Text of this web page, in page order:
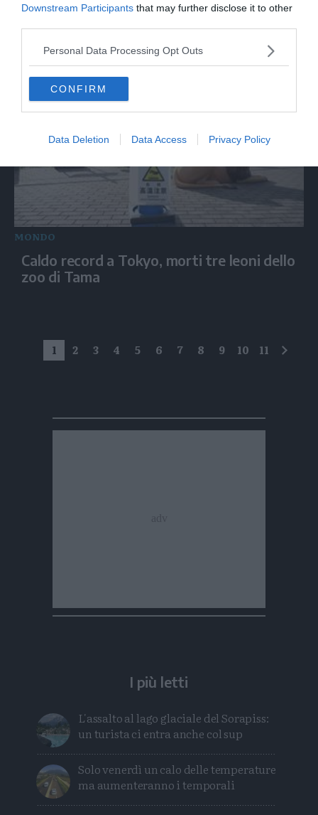
Downstream Participants that may further disclose it to other
Personal Data Processing Opt Outs
CONFIRM
Data Deletion Data Access Privacy Policy
SPETTACOLO
lavoro più strano del mondo
MONDO
Caldo record a Tokyo, morti tre leoni dello
zoo di Tama
1 2 3 4 5 6 7 8 9 10 11
I più letti
L'assalto al lago glaciale del Sorapiss:
un turista ci entra anche col sup
Solo venerdì un calo delle temperature
ma aumenteranno i temporali